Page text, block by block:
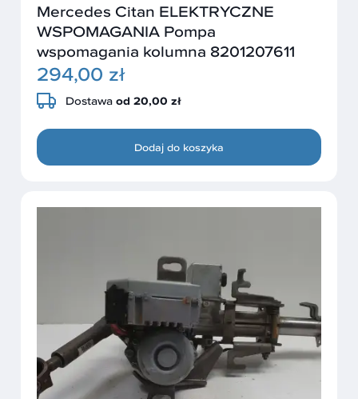
Mercedes Citan ELEKTRYCZNE
WSPOMAGANIA Pompa
wspomagania kolumna 8201207611
294,00 zł
Dostawa od 20,00 zł
Dodaj do koszyka